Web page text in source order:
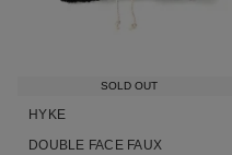
SOLD OUT
HYKE
DOUBLE FACE FAUX